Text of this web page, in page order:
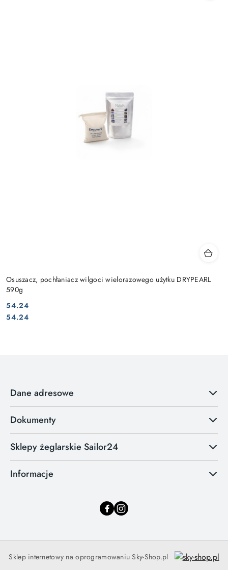
Osuszacz, pochłaniacz wilgoci wielorazowego użytku DRYPEARL
590g
Cena:
54.24
Cena:
54.24
Dane adresowe
Dokumenty
Sklepy żeglarskie Sailor24
Informacje
Sklep internetowy na oprogramowaniu Sky-Shop.pl